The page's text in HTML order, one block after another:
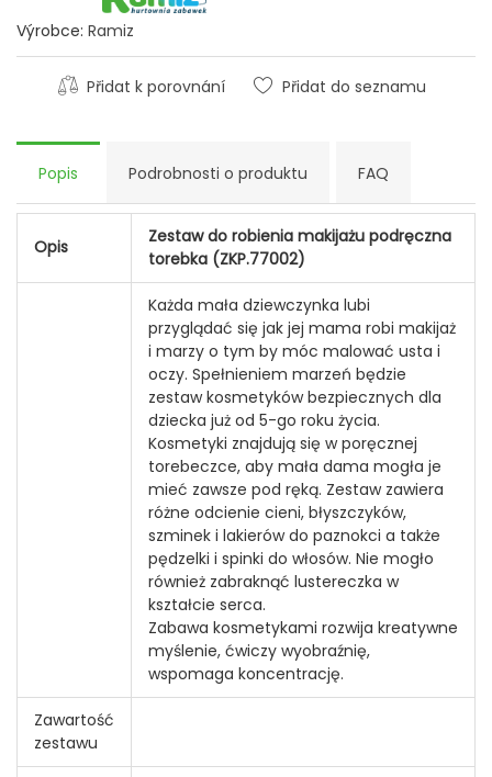
Výrobce: Ramiz
Přidat k porovnání Přidat do seznamu
Popis Podrobnosti o produktu FAQ
Opis
Zestaw do robienia makijażu podręczna
torebka (ZKP.77002)
Każda mała dziewczynka lubi
przyglądać się jak jej mama robi makijaż
i marzy o tym by móc malować usta i
oczy. Spełnieniem marzeń będzie
zestaw kosmetyków bezpiecznych dla
dziecka już od 5-go roku życia.
Kosmetyki znajdują się w poręcznej
torebeczce, aby mała dama mogła je
mieć zawsze pod ręką. Zestaw zawiera
różne odcienie cieni, błyszczyków,
szminek i lakierów do paznokci a także
pędzelki i spinki do włosów. Nie mogło
również zabraknąć lustereczka w
kształcie serca.
Zabawa kosmetykami rozwija kreatywne
myślenie, ćwiczy wyobraźnię,
wspomaga koncentrację.
Zawartość
zestawu